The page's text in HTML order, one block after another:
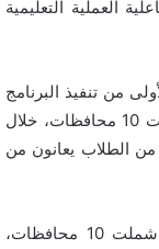
العملية التعليمية
من تنفيذ البرنامج
القومي لتنمية مهارات اللغة العربية التي شملت 10 محافظات، خلال
من فبراير إلى مايو 2025، كان 45.5% من الطلاب يعانون من
وفي المرحلة الثانية من تنفيذ البرنامج التي شملت 10 محافظات،